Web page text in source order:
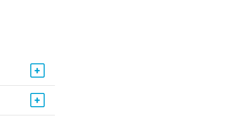
+
+